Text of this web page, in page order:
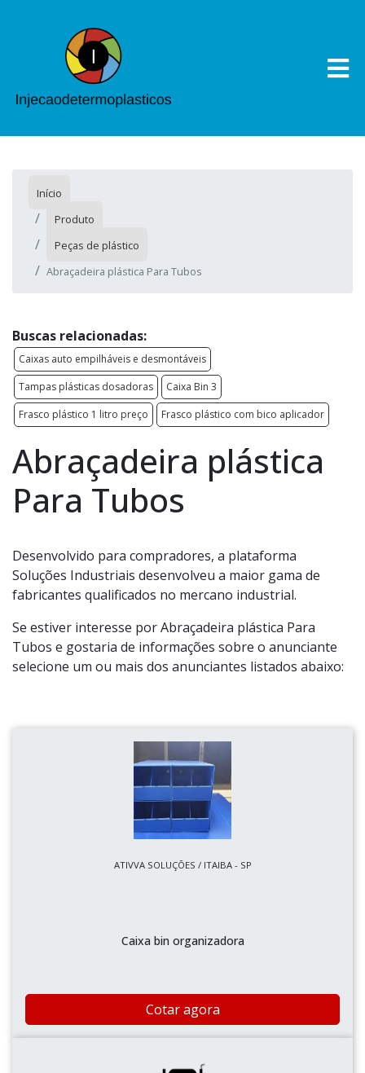
Início
Produto
Peças de plástico
Abraçadeira plástica Para Tubos
Buscas relacionadas:
Caixas auto empilháveis e desmontáveis
Tampas plásticas dosadoras
Caixa Bin 3
Frasco plástico 1 litro preço
Frasco plástico com bico aplicador
Abraçadeira plástica
Para Tubos
Desenvolvido para compradores, a plataforma
Soluções Industriais desenvolveu a maior gama de
fabricantes qualificados no mercano industrial.
Se estiver interesse por Abraçadeira plástica Para
Tubos e gostaria de informações sobre o anunciante
selecione um ou mais dos anunciantes listados abaixo:
ATIVVA SOLUÇÕES / ITAIBA - SP
Caixa bin organizadora
Cotar agora